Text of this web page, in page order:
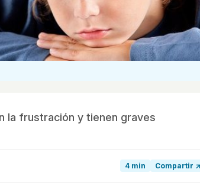
la frustración y tienen graves
4 min Compartir ↗